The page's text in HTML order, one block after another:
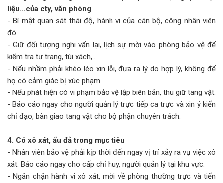
liệu…của cty, văn phòng
- Bí mật quan sát thái độ, hành vi của cán bộ, công nhân viên
đó.
- Giữ đối tượng nghi vấn lại, lịch sự mời vào phòng bảo vệ để
kiểm tra tư trang, túi xách,…
- Nếu nhầm phải khéo léo xin lỗi, đưa ra lý do hợp lý, không để
họ có cảm giác bị xúc phạm.
- Nếu phát hiện có vi phạm bảo vệ lập biên bản, thu giữ tang vật.
- Báo cáo ngay cho người quản lý trực tiếp ca trực và xin ý kiến
chỉ đạo, bàn giao tang vật cho bộ phận chuyên trách.
4. Có xô xát, ẩu đả trong mục tiêu
- Nhân viên bảo vệ phải kịp thời đến ngay vị trí xảy ra vụ việc xô
xát. Báo cáo ngay cho cấp chỉ huy, người quản lý tại khu vực.
- Ngăn chặn hành vi xô xát, mời về phòng thường trực và tiến